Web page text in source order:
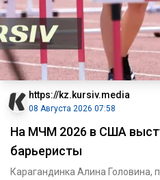
https://kz.kursiv.media
08 Августа 2026 07:58
На МЧМ 2026 в США
барьеристы
Карагандинка Алина Головина,